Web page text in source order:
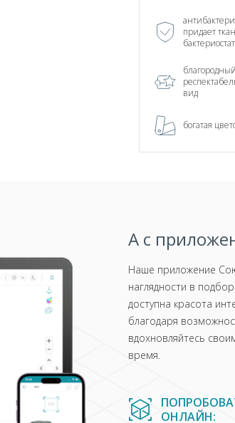
придает
вид
богатая
А с
Наше приложение
наглядности в
доступна красота
благодаря
вдохновляйтесь
время.
ОНЛАЙН: